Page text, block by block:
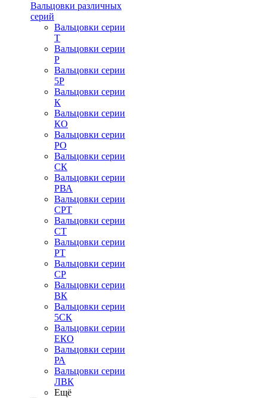
Вальцовки различных
серий
Вальцовки серии
Т
Вальцовки серии
Р
Вальцовки серии
5Р
Вальцовки серии
К
Вальцовки серии
КО
Вальцовки серии
РО
Вальцовки серии
СК
Вальцовки серии
РВА
Вальцовки серии
СРТ
Вальцовки серии
СТ
Вальцовки серии
РТ
Вальцовки серии
СР
Вальцовки серии
ВК
Вальцовки серии
5СК
Вальцовки серии
ЕКО
Вальцовки серии
РА
Вальцовки серии
ЛВК
Ещё